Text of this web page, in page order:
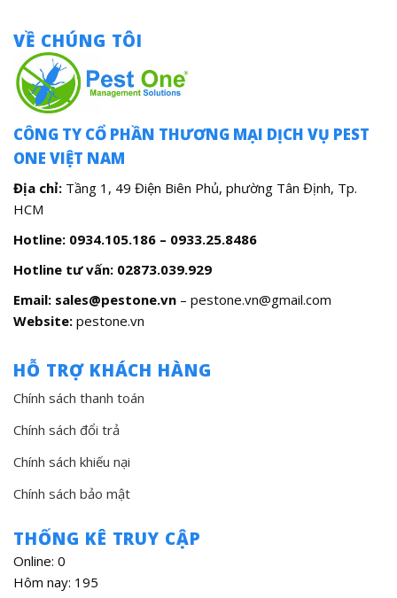
VỀ CHÚNG TÔI
CÔNG TY CỔ PHẦN THƯƠNG MẠI DỊCH VỤ PEST
ONE VIỆT NAM
Địa chỉ: Tầng 1, 49 Điện Biên Phủ, phường Tân Định, Tp.
HCM
Hotline: 0934.105.186 – 0933.25.8486
Hotline tư vấn: 02873.039.929
Email: sales@pestone.vn – pestone.vn@gmail.com
Website: pestone.vn
HỖ TRỢ KHÁCH HÀNG
Chính sách thanh toán
Chính sách đổi trả
Chính sách khiếu nại
Chính sách bảo mật
THỐNG KÊ TRUY CẬP
Online: 0
Hôm nay: 195